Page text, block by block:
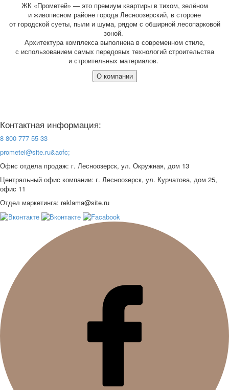
ЖК «Прометей» — это премиум квартиры в тихом, зелёном
и живописном районе города Лесноозерский, в стороне
от городской суеты, пыли и шума, рядом с обширной лесопарковой
зоной.
Архитектура комплекса выполнена в современном стиле,
с использованием самых передовых технологий строительства
и строительных материалов.
О компании
Контактная информация:
8 800 777 55 33
prometei@site.ru&aofc;
Офис отдела продаж: г. Лесноозерск, ул. Окружная, дом 13
Центральный офис компании: г. Лесноозерск, ул. Курчатова, дом 25,
офис 11
Отдел маркетинга: reklama@site.ru